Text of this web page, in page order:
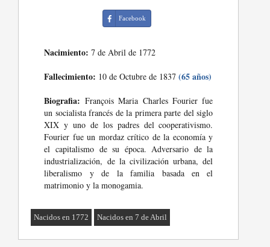
Facebook
Nacimiento: 7 de Abril de 1772
Fallecimiento: 10 de Octubre de 1837(65 años)
Biografia: François Maria Charles Fourier fue
un socialista francés de la primera parte del siglo
XIX y uno de los padres del cooperativismo.
Fourier fue un mordaz crítico de la economía y
el capitalismo de su época. Adversario de la
industrialización, de la civilización urbana, del
liberalismo y de la familia basada en el
matrimonio y la monogamia.
Nacidos en 1772 Nacidos en 7 de Abril